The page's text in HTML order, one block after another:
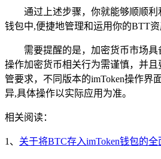
通过上述步骤，你就能够顺顺利
钱包中,便捷地管理和运用你的BTT资
需要提醒的是，加密货币市场
操作加密货币相关行为需谨慎，并
管要求，不同版本的imToken操作界
异,具体操作以实际应用为准。
相关阅读：
1、 关于将BTC存入imToken钱包的全